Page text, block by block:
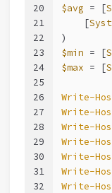
20
21
22
23
24
25
26
27
28
29
30
31
32
$avg = [
    [
)
$min = [
$max = [
Write-
Write-
Write-
Write-
Write-
Write-
Write-